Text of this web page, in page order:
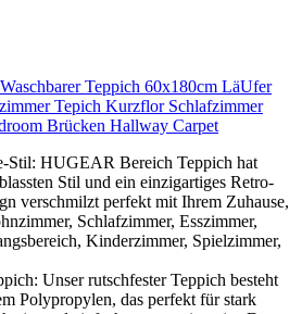
Teppich 60x180cm LäUfer
Tepich Kurzflor Schlafzimmer
Brücken Hallway Carpet
Stil: HUGEAR Bereich Teppich hat
Stil und ein einzigartiges Retro-
verschmilzt perfekt mit Ihrem Zuhause,
Schlafzimmer, Esszimmer,
Kinderzimmer, Spielzimmer,
Unser rutschfester Teppich besteht
Polypropylen, das perfekt für stark